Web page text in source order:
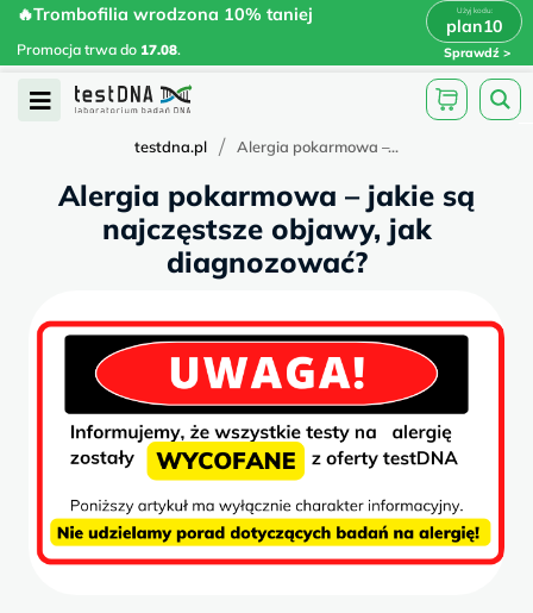
Skip
content
🔥Trombofilia wrodzona 10% taniej
Promocja trwa do 17.08.
plan10
Sprawdź
🔥Trombofilia wrodzona 10% taniej
plan10 x
Open
testdna.pl / Alergia pokarmowa –...
Alergia pokarmowa – jakie są
najczęstsze objawy, jak
diagnozować?